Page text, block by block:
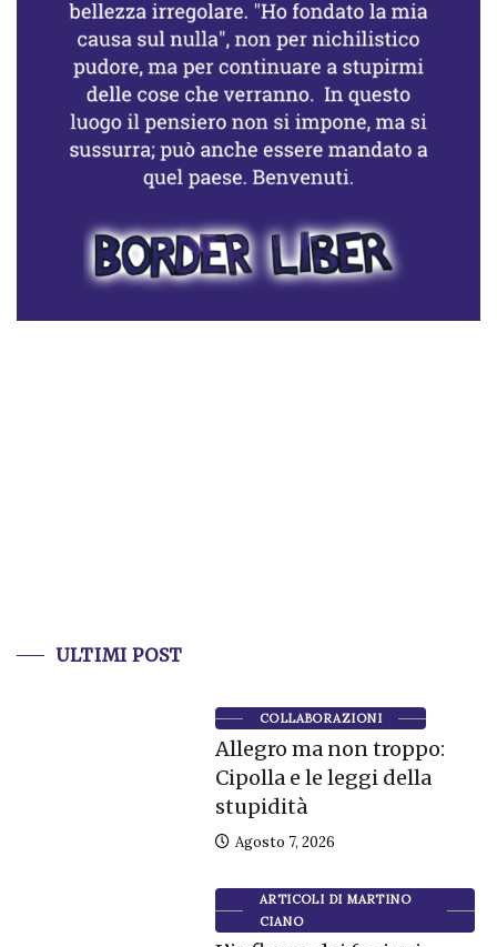
ULTIMI POST
COLLABORAZIONI
Allegro ma non troppo:
Cipolla e le leggi della
stupidità
Agosto 7, 2026
ARTICOLI DI MARTINO
CIANO